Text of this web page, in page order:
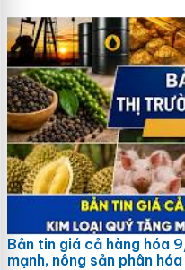
Bản tin giá cả hàng hóa
mạnh, nông sản phân hóa